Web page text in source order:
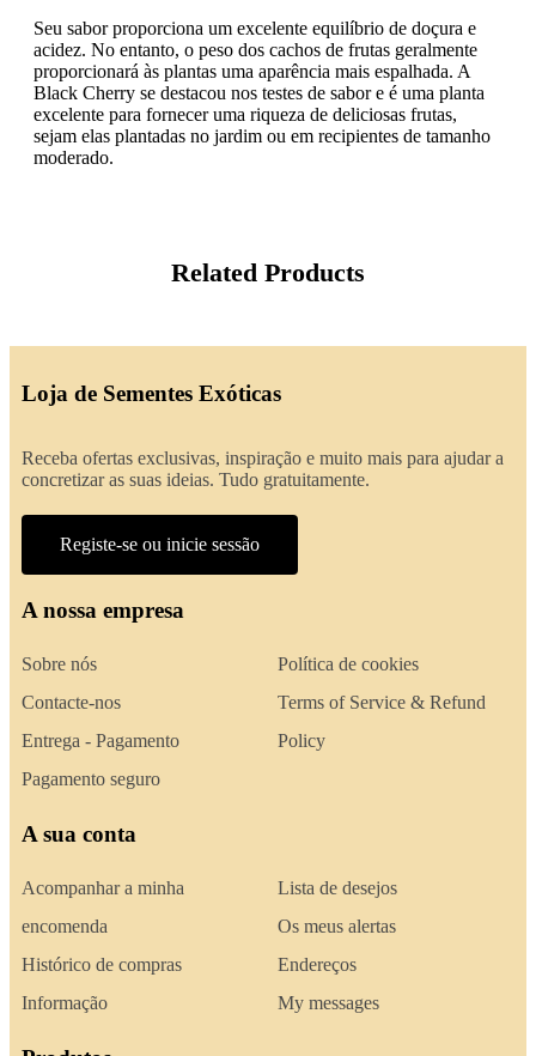
Seu sabor proporciona um excelente equilíbrio de doçura e
acidez. No entanto, o peso dos cachos de frutas geralmente
proporcionará às plantas uma aparência mais espalhada. A
Black Cherry se destacou nos testes de sabor e é uma planta
excelente para fornecer uma riqueza de deliciosas frutas,
sejam elas plantadas no jardim ou em recipientes de tamanho
moderado.
Related Products
Loja de Sementes Exóticas
Receba ofertas exclusivas, inspiração e muito mais para ajudar a
concretizar as suas ideias. Tudo gratuitamente.
Registe-se ou inicie sessão
A nossa empresa
Sobre nós
Contacte-nos
Entrega - Pagamento
Pagamento seguro
Política de cookies
Terms of Service & Refund
Policy
A sua conta
Acompanhar a minha
encomenda
Histórico de compras
Informação
Lista de desejos
Os meus alertas
Endereços
My messages